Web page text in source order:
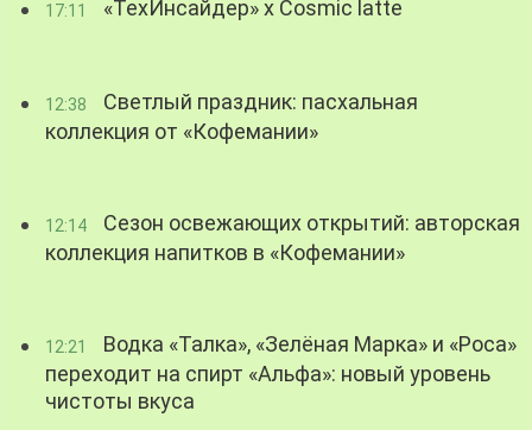
17:11 «ТехИнсайдер» х Cosmic latte
12:38
Светлый праздник: пасхальная
коллекция от «Кофемании»
12:14
Сезон освежающих открытий: авторская
коллекция напитков в «Кофемании»
12:21
Водка «Талка», «Зелёная Марка» и «Роса»
переходит на спирт «Альфа»: новый уровень
чистоты вкуса